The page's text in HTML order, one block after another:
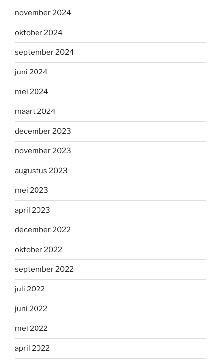
november 2024
oktober 2024
september 2024
juni 2024
mei 2024
maart 2024
december 2023
november 2023
augustus 2023
mei 2023
april 2023
december 2022
oktober 2022
september 2022
juli 2022
juni 2022
mei 2022
april 2022